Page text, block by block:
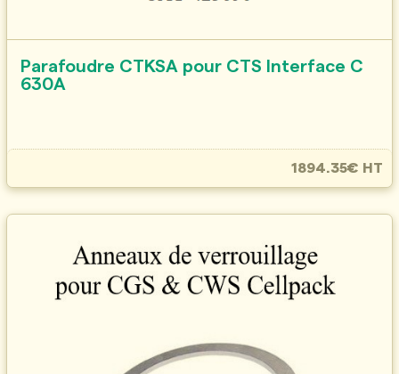
Parafoudre CTKSA pour CTS Interface C
630A
1894.35€ HT